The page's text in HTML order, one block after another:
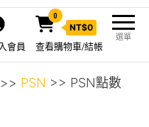
選單
0
NT$0
查看購物車/結帳
會員
>> PSN >> PSN點數